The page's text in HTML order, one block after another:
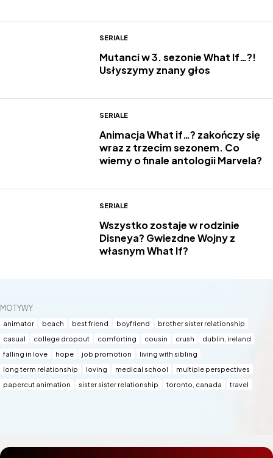
MOTYWY
animator beach best friend boyfriend
brother sister relationship
casual
college dropout comforting cousin crush
dublin, ireland
falling in love
hope job promotion
living with sibling
long term relationship
loving medical school
multiple perspectives
papercut animation
sister sister relationship toronto, canada travel
SERIALE
Mutanci w 3. sezonie What If…?!
Usłyszymy znany głos
SERIALE
Animacja What if…? zakończy się
wraz z trzecim sezonem. Co
wiemy o finale antologii Marvela?
SERIALE
Wszystko zostaje w rodzinie
Disneya? Gwiezdne Wojny z
własnym What If?